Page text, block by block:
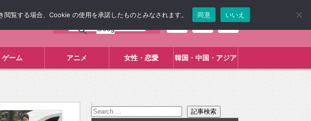
ゲーム アニメ 女性・恋愛 韓国・中国・アジア
:
覧する場合、Cookie の使用を承諾したものとみなされます。 同意 いいえ